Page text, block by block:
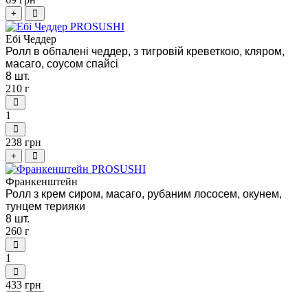
+
Ебі Чеддер
Ролл в обпалені чеддер, з тигровій креветкою, кляром,
масаго, соусом спайсі
8 шт.
210 г
1
238 грн
+
Франкенштейн
Ролл з крем сиром, масаго, рубаним лососем, окунем,
тунцем терияки
8 шт.
260 г
1
433 грн